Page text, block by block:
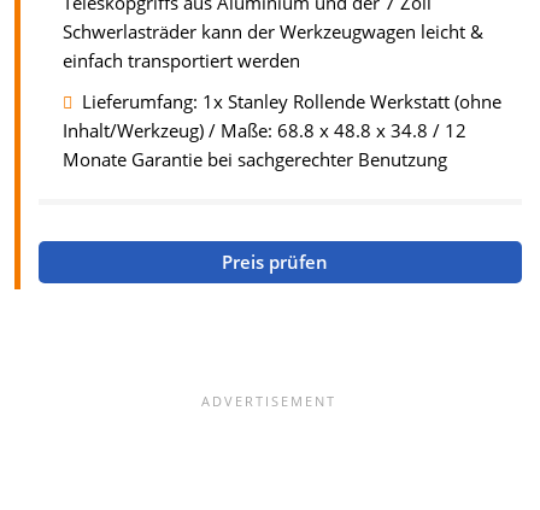
Schwerlasträder kann der Werkzeugwagen leicht &
einfach transportiert werden
Lieferumfang: 1x Stanley Rollende Werkstatt (ohne
Inhalt/Werkzeug) / Maße: 68.8 x 48.8 x 34.8 / 12
Monate Garantie bei sachgerechter Benutzung
Preis prüfen